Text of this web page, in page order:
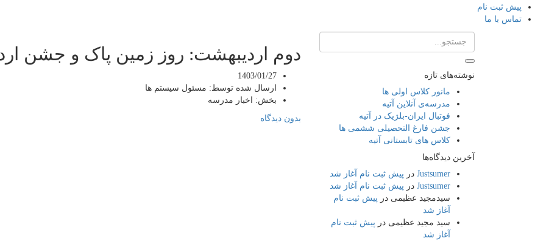
پیش ثبت نام
تماس با ما
دوم اردیبهشت: روز زمین پاک و جشن
1403/01/27
ارسال شده توسط: مسئول سیستم ها
بخش:
اخبار مدرسه
بدون دیدگاه
نوشته‌های تازه
مانور کلاس اولی ها
مدرسه‌ی آنلاین آتیه
فوتبال ایران-بلژیک در آتیه
جشن فارغ التحصیلی ششمی ها
کلاس های تابستانی آتیه
آخرین دیدگاه‌ها
Justsumer در پیش ثبت نام آغاز شد
Justsumer در پیش ثبت نام آغاز شد
سیدمجید عظیمی در پیش ثبت نام
آغاز شد
سید مجید عظیمی در پیش ثبت نام
آغاز شد